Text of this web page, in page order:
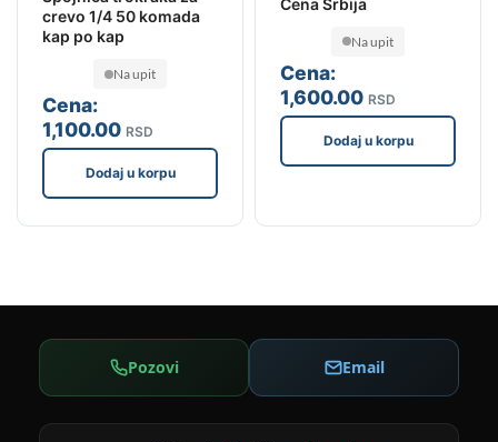
crevo 1/4 50 komada
kap po kap
Cena:
1,100.00 RSD
Na upit
Dodaj u korpu
Cena:
1,600.00 RSD
Na upit
Dodaj u korpu
Pozovi Email